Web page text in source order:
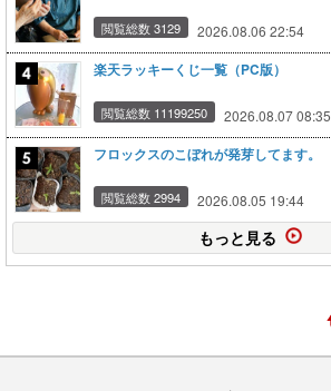
閲覧総数 3129 2026.08.06 22:54
楽天ラッキーくじ一覧（PC版）
閲覧総数 11199250 2026.08.07 08:35
フロックスのこぼれが発芽してます。
閲覧総数 2994 2026.08.05 19:44
もっと見る